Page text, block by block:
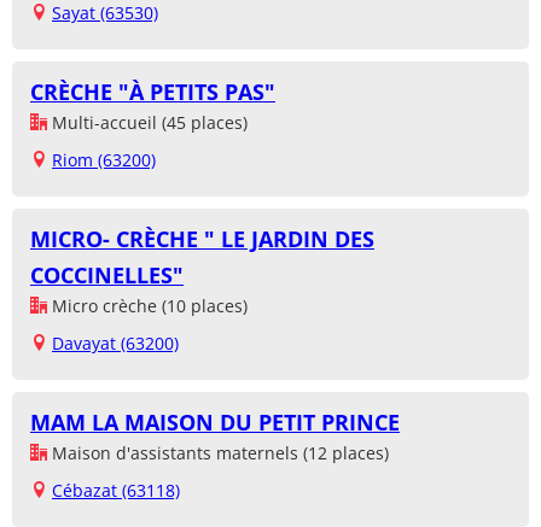
Sayat (63530)
CRÈCHE "À PETITS PAS"
Multi-accueil (45 places)
Riom (63200)
MICRO- CRÈCHE " LE JARDIN DES
COCCINELLES"
Micro crèche (10 places)
Davayat (63200)
MAM LA MAISON DU PETIT PRINCE
Maison d'assistants maternels (12 places)
Cébazat (63118)